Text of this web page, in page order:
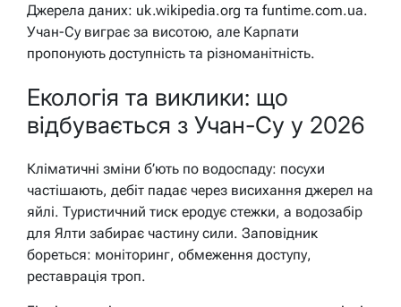
Джерела даних: uk.wikipedia.org та funtime.com.ua.
Учан-Су виграє за висотою, але Карпати
пропонують доступність та різноманітність.
Екологія та виклики: що
відбувається з Учан-Су у 2026
Кліматичні зміни б’ють по водоспаду: посухи
частішають, дебіт падає через висихання джерел на
яйлі. Туристичний тиск еродує стежки, а водозабір
для Ялти забирає частину сили. Заповідник
бореться: моніторинг, обмеження доступу,
реставрація троп.